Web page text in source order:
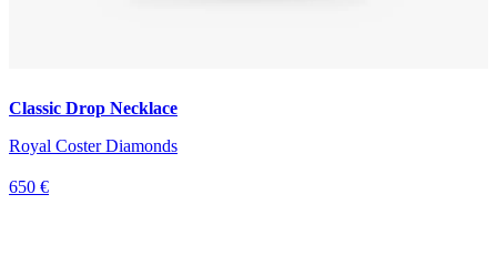
Classic Drop Necklace
Royal Coster Diamonds
650 €